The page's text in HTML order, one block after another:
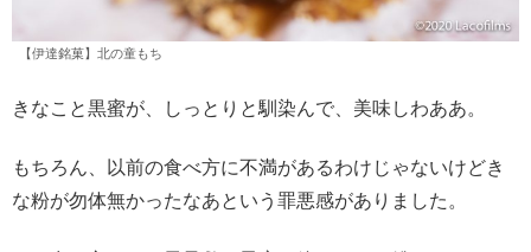
【伊達銘菓】北の童もち
きなこと黒蜜が、しっとりと馴染んで、美味しわああ。
もちろん、以前の食べ方に不満があるわけじゃないけどき
な粉が勿体無かったなあという罪悪感がありました。